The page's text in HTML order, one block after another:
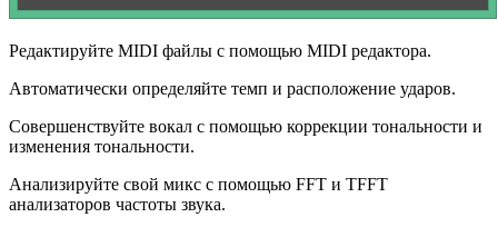
Редактируйте MIDI файлы с помощью MIDI редактора.
Автоматически определяйте темп и расположение ударов.
Совершенствуйте вокал с помощью коррекции тональности и
изменения тональности.
Анализируйте свой микс с помощью FFT и TFFT
анализаторов частоты звука.